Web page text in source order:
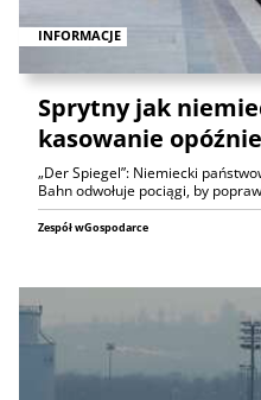
INFORMACJE
Sprytny jak
kasowanie
„Der Spiegel”: Niemiecki
Bahn odwołuje pociągi, by
Zespół wGospodarce